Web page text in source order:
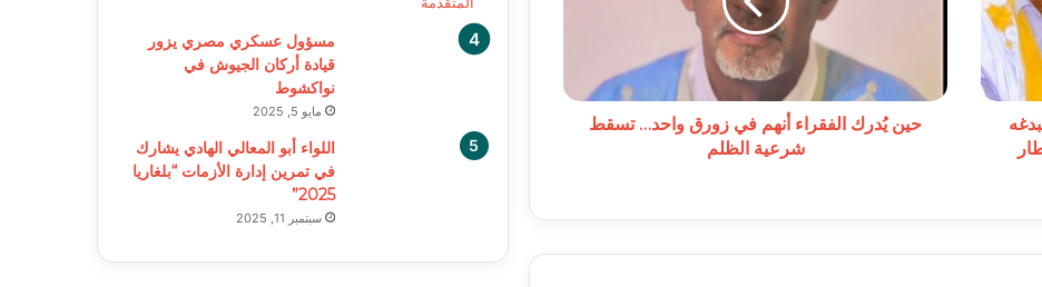
شرعية
الظلمحين يُدرك الفقراء أنهم في زورق واحد… تسقط
شرعية الظلم
مسؤول عسكري مصري يزور
قيادة أركان الجيوش في
نواكشوط
مايو 5, 2025
اللواء أبو المعالي الهادي يشارك
في تمرين إدارة الأزمات “بلغاريا
2025”
سبتمبر 11, 2025